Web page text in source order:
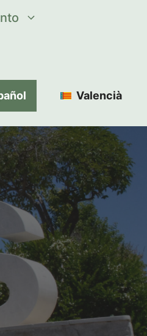
Valencià